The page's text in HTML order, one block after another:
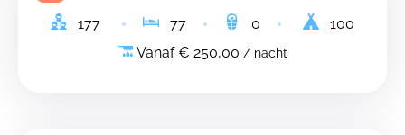
177 77 0
100
Vanaf € 250,00 / nacht